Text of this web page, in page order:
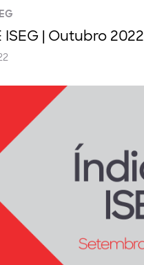
ISEG | Outubro 2022